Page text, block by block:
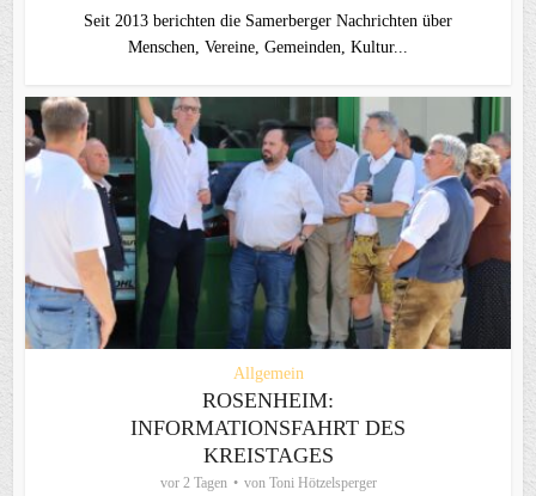
Seit 2013 berichten die Samerberger Nachrichten über
Menschen, Vereine, Gemeinden, Kultur...
Allgemein
ROSENHEIM:
INFORMATIONSFAHRT DES
KREISTAGES
vor 2 Tagen von Toni Hötzelsperger